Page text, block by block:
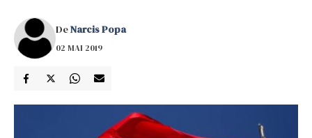
DeNarcis Popa
02 MAI 2019